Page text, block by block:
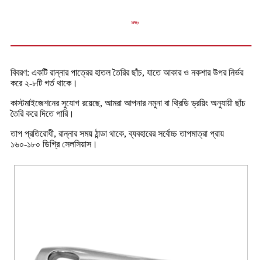
বৈশিষ্ট্য
বিবরণ: একটি রান্নার পাত্রের হাতল তৈরির ছাঁচ, যাতে আকার ও নকশার উপর নির্ভর
করে ২-৮টি গর্ত থাকে।
কাস্টমাইজেশনের সুযোগ রয়েছে, আমরা আপনার নমুনা বা থ্রিডি ড্রয়িং অনুযায়ী ছাঁচ
তৈরি করে দিতে পারি।
তাপ প্রতিরোধী, রান্নার সময় ঠান্ডা থাকে, ব্যবহারের সর্বোচ্চ তাপমাত্রা প্রায়
১৬০-১৮০ ডিগ্রি সেলসিয়াস।